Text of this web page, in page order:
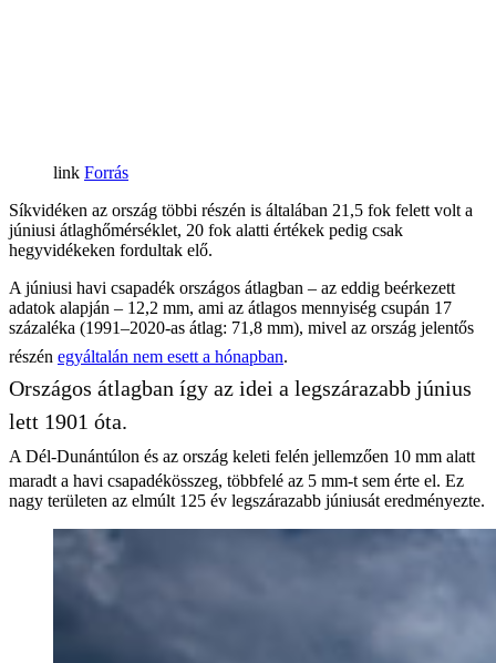
Forrás
Síkvidéken az ország többi részén is általában 21,5 fok felett volt a
júniusi átlaghőmérséklet, 20 fok alatti értékek pedig csak
hegyvidékeken fordultak elő.
A júniusi havi csapadék országos átlagban – az eddig beérkezett
adatok alapján – 12,2 mm, ami az átlagos mennyiség csupán 17
százaléka (1991–2020-as átlag: 71,8 mm), mivel az ország jelentős
részén egyáltalán nem esett a hónapban.
Országos átlagban így az idei a legszárazabb június
lett 1901 óta.
A Dél-Dunántúlon és az ország keleti felén jellemzően 10 mm alatt
maradt a havi csapadékösszeg, többfelé az 5 mm-t sem érte el. Ez
nagy területen az elmúlt 125 év legszárazabb júniusát eredményezte.